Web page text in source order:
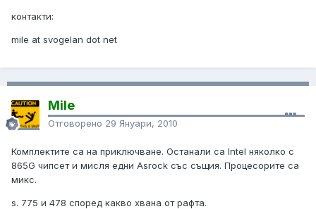
контакти:
mile at svogelan dot net
Mile
Отговорено 29 Януари, 2010
Комплектите са на приключване. Останали са Intel няколко с
865G чипсет и мисля едни Asrock със същия. Процесорите са
микс.
s. 775 и 478 според какво хвана от рафта.